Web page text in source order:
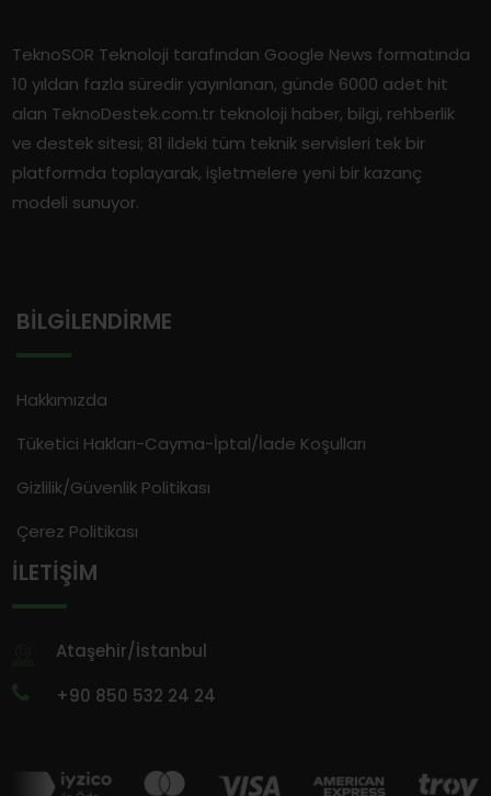
TeknoSOR Teknoloji tarafından Google News formatında
10 yıldan fazla süredir yayınlanan, günde 6000 adet hit
alan TeknoDestek.com.tr teknoloji haber, bilgi, rehberlik
ve destek sitesi; 81 ildeki tüm teknik servisleri tek bir
platformda toplayarak, işletmelere yeni bir kazanç
modeli sunuyor.
BILGILENDIRME
Hakkımızda
Tüketici Hakları-Cayma-İptal/İade Koşulları
Gizlilik/Güvenlik Politikası
Çerez Politikası
İLETIŞIM
Ataşehir/İstanbul
+90 850 532 24 24